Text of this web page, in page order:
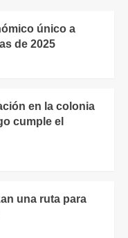
único a
de 2025
en la colonia
cumple el
una ruta para